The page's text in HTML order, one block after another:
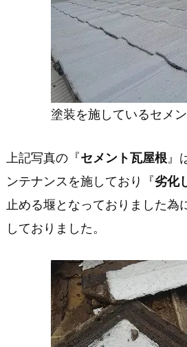
へ
1
8
0
塗装を施しているセメ
上記写真の『セメント瓦屋根 』
ンテナンスを施しており『劣化
止める堰となっておりました為
しておりました。